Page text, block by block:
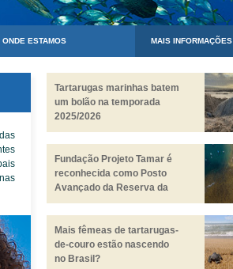
ONDE ESTAMOS MAIS INFORMAÇÕES
Tartarugas marinhas batem
um bolão na temporada
2025/2026
Fundação Projeto Tamar é
reconhecida como Posto
Avançado da Reserva da
Biosfera da Mata Atlântica
Mais fêmeas de tartarugas-
de-couro estão nascendo
no Brasil?